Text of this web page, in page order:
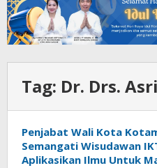
Tag: Dr. Drs.
Penjabat Wali Kota
Semangati Wisudawan
Aplikasikan Ilmu Untuk